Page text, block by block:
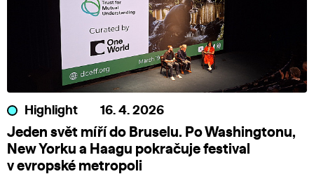
Highlight 16. 4. 2026
Jeden svět míří do Bruselu. Po Washingtonu,
New Yorku a Haagu pokračuje festival
v evropské metropoli